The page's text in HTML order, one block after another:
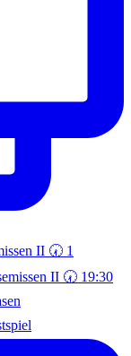
II 🕢 1